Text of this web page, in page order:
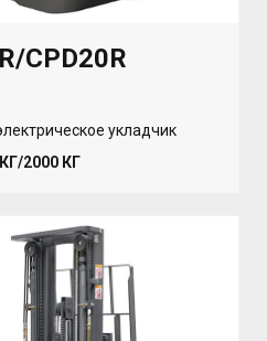
CPD20R
укладчик
2000 КГ